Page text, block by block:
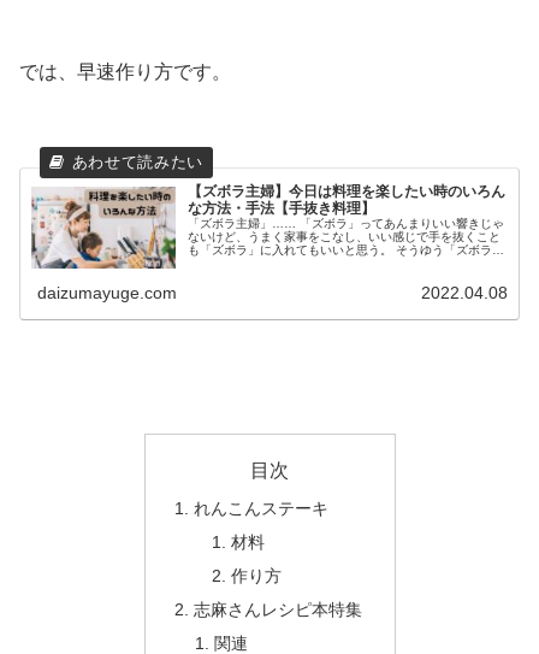
では、早速作り方です。
【ズボラ主婦】今日は料理を楽したい時のいろん
な方法・手法【手抜き料理】
「ズボラ主婦」…… 「ズボラ」ってあんまりいい響きじゃ
ないけど、うまく家事をこなし、いい感じで手を抜くこと
も「ズボラ」に入れてもいいと思う。 そうゆう「ズボラ主
daizumayuge.com 2022.04.08
目次
れんこんステーキ
材料
作り方
志麻さんレシピ本特集
関連